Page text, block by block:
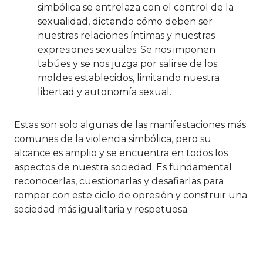
simbólica se entrelaza con el control de la
sexualidad, dictando cómo deben ser
nuestras relaciones íntimas y nuestras
expresiones sexuales. Se nos imponen
tabúes y se nos juzga por salirse de los
moldes establecidos, limitando nuestra
libertad y autonomía sexual.
Estas son solo algunas de las manifestaciones más
comunes de la violencia simbólica, pero su
alcance es amplio y se encuentra en todos los
aspectos de nuestra sociedad. Es fundamental
reconocerlas, cuestionarlas y desafiarlas para
romper con este ciclo de opresión y construir una
sociedad más igualitaria y respetuosa.